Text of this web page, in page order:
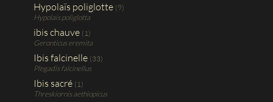
Hypolaïs poliglotte (9)
Hypolais poliglotta
ibis chauve (1)
Geronticus eremita
Ibis falcinelle (33)
Plegadis falcinellus
Ibis sacré (1)
Threskiornis aethiopicus